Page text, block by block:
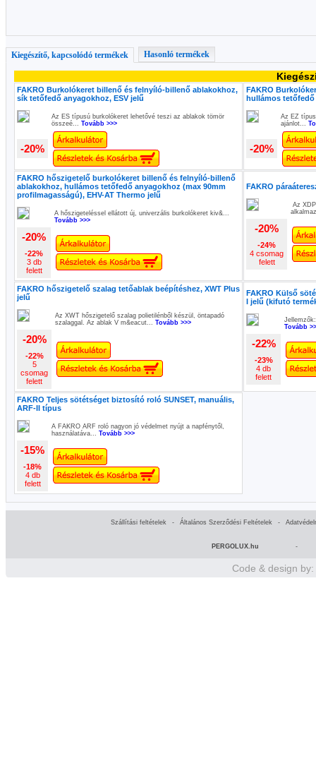
Kiegészítő, kapcsolódó termékek Hasonló termékek
FAKRO Burkolókeret billenő és felnyíló-billenő ablakokhoz,
sík tetőfedő anyagokhoz, ESV jelű
Az ES típusú burkolókeret lehetővé teszi az ablakok tömör
összeé... Tovább >>>
-20%
FAKRO
hullámos tetőfedő
Az EZ
ajánlot...
-20%
FAKRO hőszigetelő burkolókeret billenő és felnyíló-billenő
ablakokhoz, hullámos tetőfedő anyagokhoz (max 90mm
profilmagasságú), EHV-AT Thermo jelű
A hőszigeteléssel ellátott új, univerzális burkolókeret kiv&...
Tovább >>>
-20%
-22%
3 db
felett
FAKRO
Az
-20%
-24%
4 csomag
felett
FAKRO hőszigetelő szalag tetőablak beépítéshez, XWT Plus
jelű
Az XWT hőszigetelő szalag polietilénből készül, öntapadó
szalaggal. Az ablak V m&eacut... Tovább >>>
-20%
-22%
5
csomag
felett
FAKRO Külső
I jelű (kifutó
Tovább
-22%
-23%
4 db
felett
FAKRO Teljes sötétséget biztosító roló SUNSET, manuális,
ARF-II típus
A FAKRO ARF roló nagyon jó védelmet nyújt a napfénytől,
használatáva... Tovább >>>
-15%
-18%
4 db
felett
Szállítási feltételek - Általános Szerződési Feltételek -
PERGOLUX.hu -
Code & design by: